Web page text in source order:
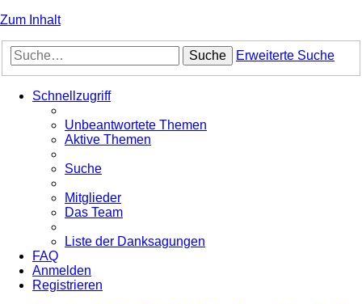
Zum Inhalt
Suche Erweiterte Suche
Schnellzugriff
Unbeantwortete Themen
Aktive Themen
Suche
Mitglieder
Das Team
Liste der Danksagungen
FAQ
Anmelden
Registrieren